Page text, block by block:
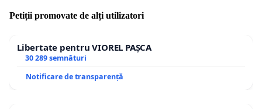
Petiții promovate de alți utilizatori
Libertate pentru VIOREL PAȘCA
30 289 semnături
Notificare de transparență